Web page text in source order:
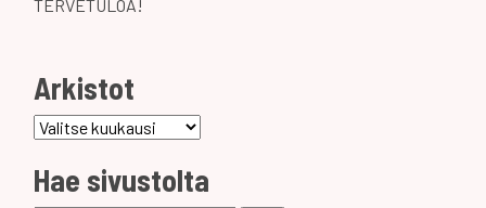
TERVETULOA!
Arkistot
Arkistot
Hae sivustolta